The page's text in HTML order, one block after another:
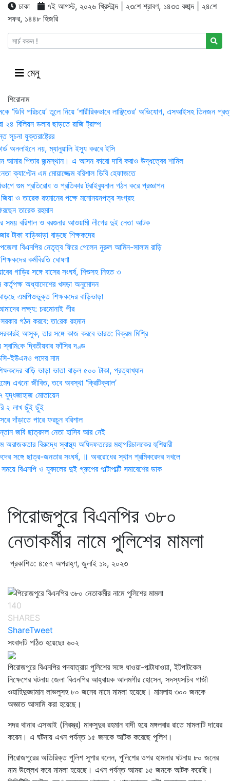
ঢাকা
৭ই আগস্ট, ২০২৬ খ্রিস্টাব্দ | ২৩শে শ্রাবণ, ১৪৩৩ বঙ্গাব্দ | ২৪শে
সফর, ১৪৪৮ হিজরি
মেনু
শিরোনাম
‘ডিবি পরিচয়ে’ তুলে নিয়ে ‘শারীরিকভাবে লাঞ্ছিতের’ অভিযোগ, এসআইসহ তিনজন
২৪ বিলিয়ন ডলার ছাড়তে রাজি ট্রাম্প
সূচনা যুক্তরাষ্ট্রের
অনলাইনে নয়, ম্যানুয়ালি ইস্যু করবে ইসি
পিতার জন্মস্থান। এ আসন কারো দাবি করাও উদ্ধত্বের শামিল
ক্যাপ্টেন এম মোয়াজ্জেম বরিশাল ডিবি হেফাজতে
গুম প্রতিরোধ ও প্রতিকার ট্রাইব্যুনাল গঠন করে প্রজ্ঞাপন
ও তারেক রহমানের পক্ষে মনোনয়নপত্র সংগ্রহ
তারেক রহমান
সময় ব‌রিশাল ও বরগুনার আওয়ামী লীগের দুই নেতা আটক
টাকা বাড়িভাড়া বাড়ছে শিক্ষকদের
বিএনপির নেতৃত্ব ফিরে পেলেন নুরুল আমিন-সালাম রাড়ি
কর্মবিরতি ঘোষণা
গাড়ির সঙ্গে বাসের সংঘর্ষ, শিশুসহ নিহত ৩
কর্তৃপক্ষ অধ্যাদেশের খসড়া অনুমোদন
এমপিওভুক্ত শিক্ষকদের বাড়িভাড়া
লক্ষ্য: চরমোনাই পীর
গঠন করবে: তা‌রেক রহমান
আসুক, তার সঙ্গে কাজ করবে ভারত: বিক্রম মিশ্রি
দ্বিতীয়বার ফাঁসির দণ্ড
ইউএনও পদের নাম
বাড়ি ভাড়া ভাতা বাড়ল ৫০০ টাকা, প্রত্যাখ্যান
এখনো জীবিত, তবে অবস্থা ‘ক্রিটিক্যাল’
যুদ্ধজাহাজ মোতায়েন
২ লাখ ছুঁই ছুঁই
দাঁড়াতে পারে ফরচুন বরিশাল
জবি ছাত্রদল নেতা হাসিব আর নেই
অরাজকতার বিরুদ্ধে স্বাস্থ্য অধিদফতরের মহাপরিচালকের হুশিয়ারী
সঙ্গে ছাত্র-জনতার সংঘর্ষ, ॥ অবরোধের স্থান শ্রমিকরেদর দখলে
বিএনপি ও যুবদলের দুই গ্রুপের পাল্টাপাল্টি সমাবেশের ডাক
পিরোজপুরে বিএনপির ৩৮০
নেতাকর্মীর নামে পুলিশের মামলা
প্রকাশিত: ৪:৫৭ অপরাহ্ণ, জুলাই ১৯, ২০২৩
140
SHARES
ShareTweet
সংবাদটি পঠিত হয়েছেঃ ৬০২
পিরোজপুরে বিএনপির পদযাত্রায় পুলিশের সঙ্গে ধাওয়া-পাল্টাধাওয়া, ইটপাটকেল
নিক্ষেপের ঘটনায় জেলা বিএনপির আহ্বায়ক আলমগীর হোসেন, সদস্যসচিব গাজী
ওয়াহিদুজ্জামান লাভলুসহ ৮০ জনের নামে মামলা হয়েছে। মামলায় ৩০০ জনকে
অজ্ঞাত আসামি করা হয়েছে।
সদর থানার এসআই (নিরস্ত্র) মাকসুদুর রহমান বাদী হয়ে মঙ্গলবার রাতে মামলাটি দায়ের
করেন। এ ঘটনায় এখন পর্যন্ত ১৫ জনকে আটক করেছে পুলিশ।
পিরোজপুরের অতিরিক্ত পুলিশ সুপার বলেন, পুলিশের ওপর হামলার ঘটনায় ৮০ জনের
নাম উল্লেখ করে মামলা হয়েছে। এখন পর্যন্ত আমরা ১৫ জনকে আটক করেছি।